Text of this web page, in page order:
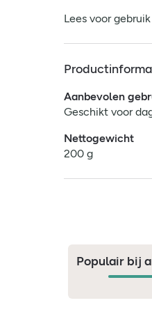
Lees voor
Aanbevolen
Geschikt voor
Nettogewicht
200 g
Populair bij